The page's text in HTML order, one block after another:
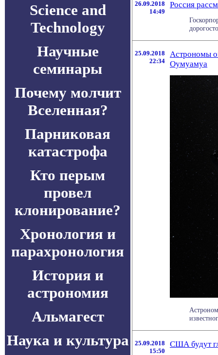
Science and
Technology
Научные
семинары
Почему молчит
Вселенная?
Парниковая
катастрофа
Кто перым
провел
клонирование?
Хронология и
парахронология
История и
астрономия
Альмагест
Наука и культура
26.09.2018
14:49
Россия
25.09.2018
22:34
Астрономы
Оумуамуа
25.09.2018
15:50
США будут